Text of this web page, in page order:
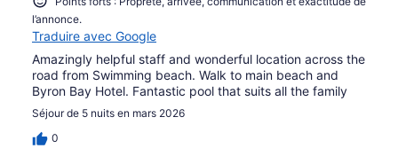
l’annonce.
Traduire avec Google
Amazingly helpful staff and wonderful location across the
road from Swimming beach. Walk to main beach and
Byron Bay Hotel. Fantastic pool that suits all the family
Séjour de 5 nuits en mars 2026
0